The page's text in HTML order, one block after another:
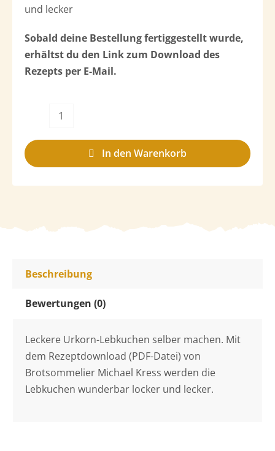
und lecker
Sobald deine Bestellung fertiggestellt wurde,
erhältst du den Link zum Download des
Rezepts per E-Mail.
Rezeptdownload
Lebkuchen
Menge
In den Warenkorb
Beschreibung
Bewertungen (0)
Leckere Urkorn-Lebkuchen selber machen. Mit
dem Rezeptdownload (PDF-Datei) von
Brotsommelier Michael Kress werden die
Lebkuchen wunderbar locker und lecker.